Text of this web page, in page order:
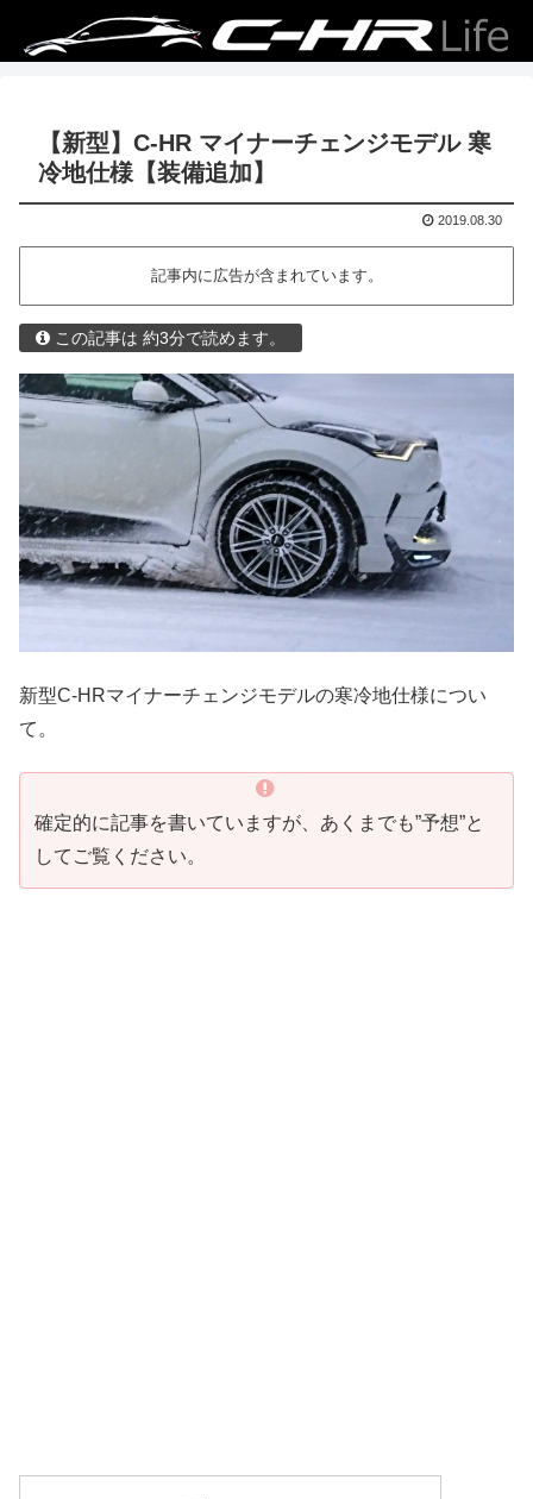
【新型】C-HR マイナーチェンジモデル 寒
冷地仕様【装備追加】
2019.08.30
記事内に広告が含まれています。
この記事は 約3分で読めます。
新型C-HRマイナーチェンジモデルの寒冷地仕様につい
て。
確定的に記事を書いていますが、あくまでも”予想”と
してご覧ください。